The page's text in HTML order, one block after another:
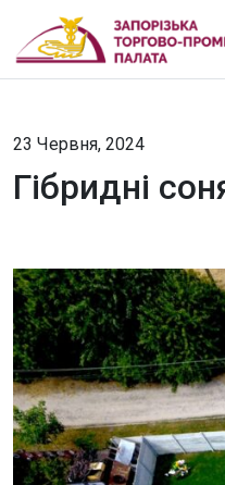
23 Червня, 2024
Гібридні